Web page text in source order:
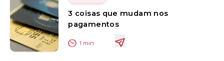
3 coisas que mudam nos
pagamentos
1 min